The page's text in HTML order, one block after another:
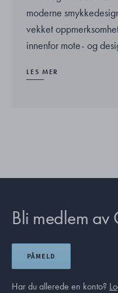
moderne
vekket
innenfor mote- og
LES MER
Bli medlem av
PÅMELD
Har du allerede en konto?